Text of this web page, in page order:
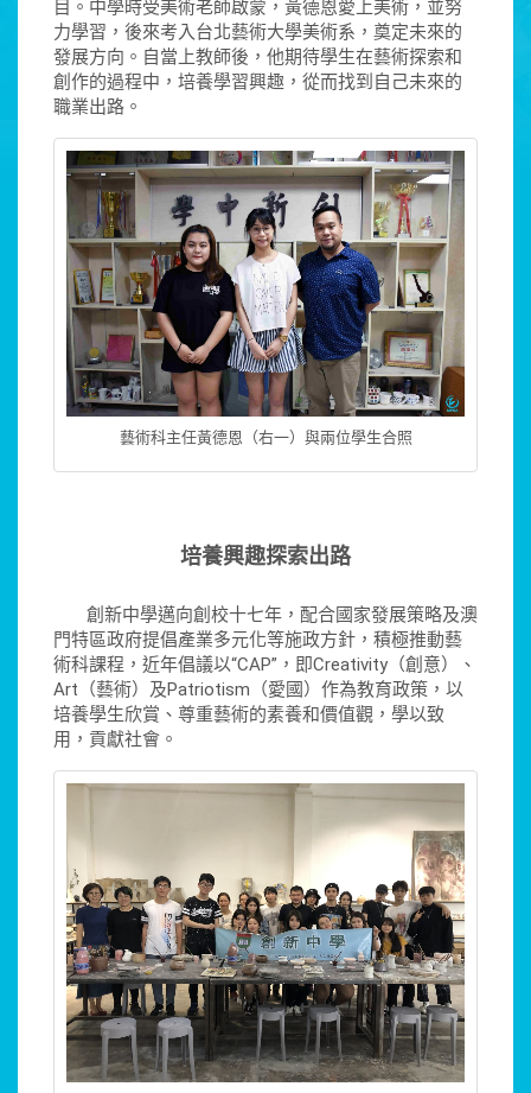
目。中學時受美術老師啟蒙，黃德恩愛上美術，並努
力學習，後來考入台北藝術大學美術系，奠定未來的
發展方向。自當上教師後，他期待學生在藝術探索和
創作的過程中，培養學習興趣，從而找到自己未來的
職業出路。
藝術科主任黃德恩（右一）與兩位學生合照
培養興趣探索出路
創新中學邁向創校十七年，配合國家發展策略及澳
門特區政府提倡產業多元化等施政方針，積極推動藝
術科課程，近年倡議以“CAP”，即Creativity（創意）、
Art（藝術）及Patriotism（愛國）作為教育政策，以
培養學生欣賞、尊重藝術的素養和價值觀，學以致
用，貢獻社會。